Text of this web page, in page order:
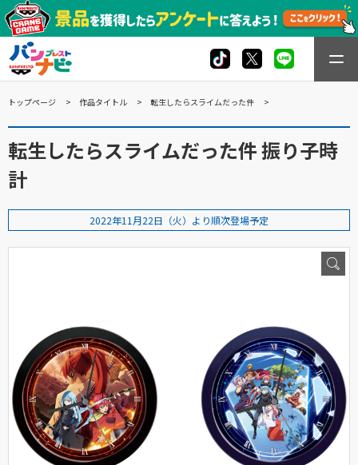
トップページ 作品タイトル 転生したらスライムだった件
転生したらスライムだった件 振り子時
計
2022年11月22日（火）より順次登場予定